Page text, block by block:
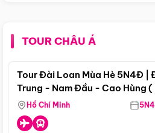
TOUR CHÂU Á
Tour Đài Loan Mùa Hè 5N4Đ |
Trung - Nam Đầu - Cao Hùng (
Hồ Chí Minh